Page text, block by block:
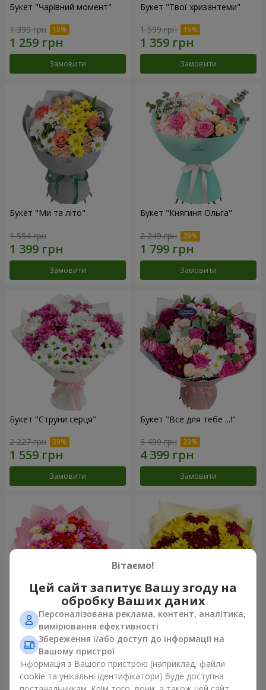
Букет "Чарівний момент"
1 399 грн
Замовити
Букет "Твої хризантеми"
1 599 грн
Замовити
Букет "Ми та літо"
1 554 грн
Замовити
Букет "Княгиня Ольга"
2 249 грн
Замовити
Букет "Струни серця"
2 227 грн
Замовити
Букет "Все для тебе ...!"
5 499 грн
Замовити
Букет "Ніжне кохання"
1 443 грн
Замовити
Букет "Казкова осінь"
Замовити
Вітаємо!
Цей сайт запитує Вашу згоду на
обробку Ваших даних
Персоналізована реклама, контент, аналітика,
вимірювання ефективності
Збереження і/або доступ до інформації на
Вашому пристрої
Інформація з Вашого пристрою (наприклад, файли
cookie та унікальні ідентифікатори) буде доступна